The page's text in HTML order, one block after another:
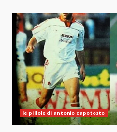
le pillole di antonio capotosto